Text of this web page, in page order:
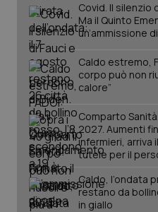
Ulcera & Reflusso
Vaccini
Covid. Il silenzio
Ma il Quinto
un’ammissione
Caldo estremo,
corpo può non
calore”
Comparto
2027. Aumenti
infermieri, arriva
tutele per il
Caldo, l’ondata
restano da
in giallo
tracking-sites-ironfish-
tracking-enable